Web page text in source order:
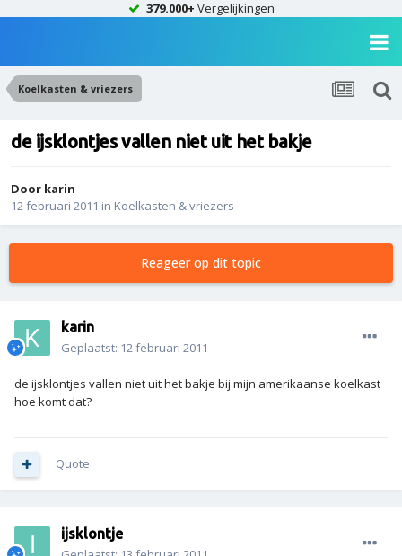
379.000+ Vergelijkingen
Koelkasten & vriezers
de ijsklontjes vallen niet uit het bakje
Door karin
12 februari 2011 in Koelkasten & vriezers
Reageer op dit topic
karin
Geplaatst: 12 februari 2011
de ijsklontjes vallen niet uit het bakje bij mijn amerikaanse koelkast
hoe komt dat?
Quote
ijsklontje